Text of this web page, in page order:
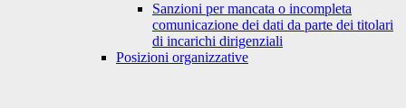
Sanzioni per mancata o incompleta
comunicazione dei dati da parte dei titolari
di incarichi dirigenziali
Posizioni organizzative